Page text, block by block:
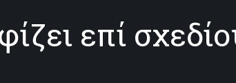
επί